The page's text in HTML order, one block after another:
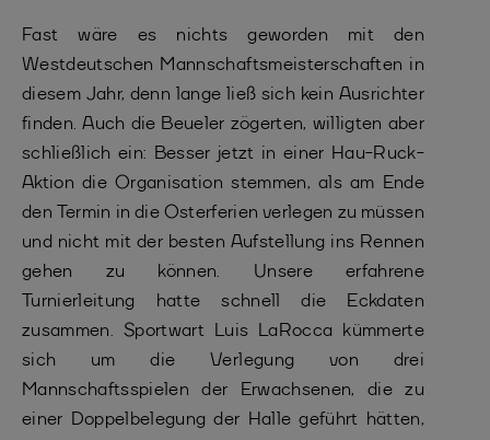
Fast wäre es nichts geworden mit den
Westdeutschen Mannschaftsmeisterschaften in
diesem Jahr, denn lange ließ sich kein Ausrichter
finden. Auch die Beueler zögerten, willigten aber
schließlich ein: Besser jetzt in einer Hau-Ruck-
Aktion die Organisation stemmen, als am Ende
den Termin in die Osterferien verlegen zu müssen
und nicht mit der besten Aufstellung ins Rennen
gehen zu können. Unsere erfahrene
Turnierleitung hatte schnell die Eckdaten
zusammen. Sportwart Luis LaRocca kümmerte
sich um die Verlegung von drei
Mannschaftsspielen der Erwachsenen, die zu
einer Doppelbelegung der Halle geführt hätten,